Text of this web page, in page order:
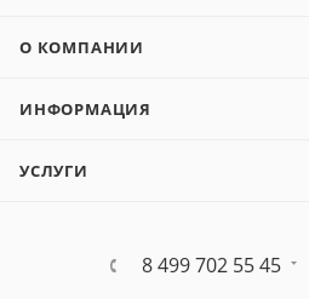
О КОМПАНИИ
ИНФОРМАЦИЯ
УСЛУГИ
8 499 702 55 45